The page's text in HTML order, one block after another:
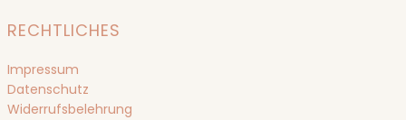
RECHTLICHES
Impressum
Datenschutz
Widerrufsbelehrung